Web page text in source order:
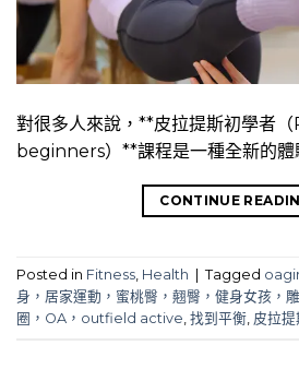
對很多人來說，**皮拉提斯初學者
beginners）**課程是一種全新的體
CONTINUE
Posted in Fitness, Health Tagged
身，居家運動，蜜桃臀，翹臀，健身女孩，
圈，OA，outfield active, 找到平衡, 皮拉提